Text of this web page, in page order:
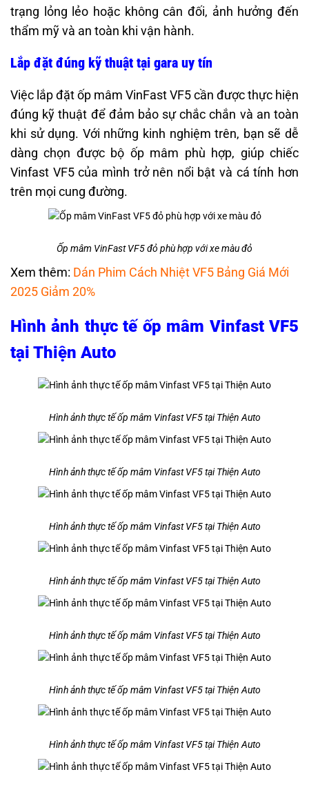
trạng lỏng lẻo hoặc không cân đối, ảnh hưởng đến
thẩm mỹ và an toàn khi vận hành.​
Lắp đặt đúng kỹ thuật tại gara uy tín
Việc lắp đặt ốp mâm VinFast VF5 cần được thực hiện
đúng kỹ thuật để đảm bảo sự chắc chắn và an toàn
khi sử dụng. Với những kinh nghiệm trên, bạn sẽ dễ
dàng chọn được bộ ốp mâm phù hợp, giúp chiếc
Vinfast VF5 của mình trở nên nổi bật và cá tính hơn
trên mọi cung đường.
Ốp mâm VinFast VF5 đỏ phù hợp với xe màu đỏ
Xem thêm: Dán Phim Cách Nhiệt VF5 Bảng Giá Mới
2025 Giảm 20%
Hình ảnh thực tế ốp mâm Vinfast VF5
tại Thiện Auto
Hình ảnh thực tế ốp mâm Vinfast VF5 tại Thiện Auto
Hình ảnh thực tế ốp mâm Vinfast VF5 tại Thiện Auto
Hình ảnh thực tế ốp mâm Vinfast VF5 tại Thiện Auto
Hình ảnh thực tế ốp mâm Vinfast VF5 tại Thiện Auto
Hình ảnh thực tế ốp mâm Vinfast VF5 tại Thiện Auto
Hình ảnh thực tế ốp mâm Vinfast VF5 tại Thiện Auto
Hình ảnh thực tế ốp mâm Vinfast VF5 tại Thiện Auto